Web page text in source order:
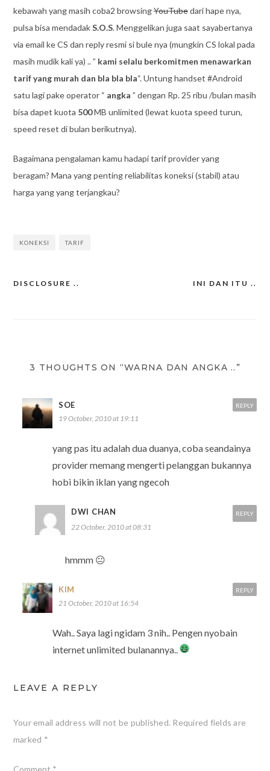
kebawah yang masih coba2 browsingYouTubedari hape nya,
pulsa bisa mendadakS.O.S. Menggelikan juga saat sayabertanya
via email ke CS dan reply resmi si bule nya (mungkin CS lokal pada
masih mudik kali ya) .. ” kami selalu berkomitmen menawarkan
tarif yang murah dan bla bla bla“. Untung handset #Android
satu lagi pake operator “ angka ” dengan Rp. 25 ribu /bulan masih
bisa dapet kuota 500MB unlimited (lewat kuota speed turun,
speed reset di bulan berikutnya).
Bagaimana pengalaman kamu hadapi tarif provider yang
beragam? Mana yang penting reliabilitas koneksi (stabil) atau
harga yang yang terjangkau?
KONEKSI TARIF
Post
INI DAN ITU ..
DISCLOSURE ..
3 THOUGHTS ON “WARNA DAN ANGKA ..”
SOE
19 October, 2010 at 19:11
yang pas itu adalah dua duanya, coba seandainya
provider memang mengerti pelanggan bukannya
hobi bikin iklan yang ngecoh
REPLY
DWI CHAN
22 October, 2010 at 08:31
hmmm 😐
REPLY
KIM
21 October, 2010 at 16:54
Wah.. Saya lagi ngidam 3 nih.. Pengen nyobain
internet unlimited bulanannya..
REPLY
LEAVE A REPLY
Your email address will not be published. Required fields are
marked *
Comment *